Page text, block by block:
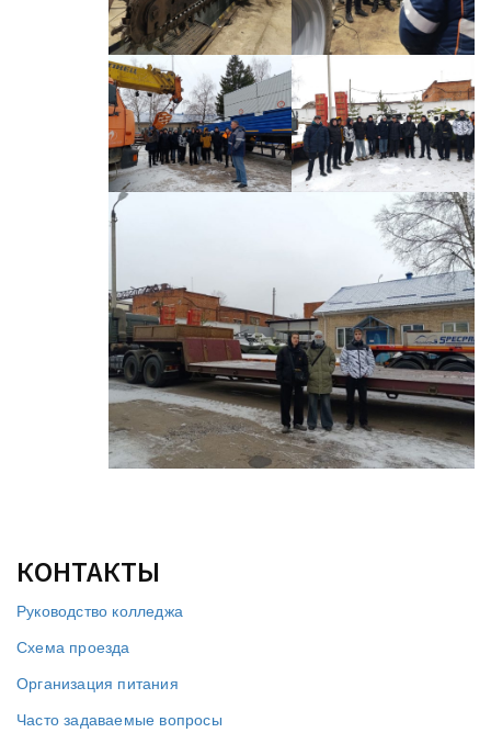
КОНТАКТЫ
Руководство колледжа
Схема проезда
Организация питания
Часто задаваемые вопросы